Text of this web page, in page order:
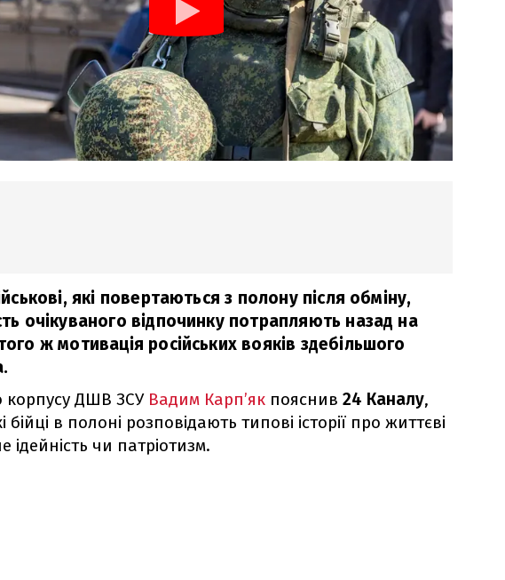
які повертаються з полону після обміну,
очікуваного відпочинку потрапляють назад на
ж мотивація російських вояків здебільшого
корпусу ДШВ ЗСУ Вадим Карп’як пояснив 24 Каналу,
бійці в полоні розповідають типові історії про життєві
ідейність чи патріотизм.